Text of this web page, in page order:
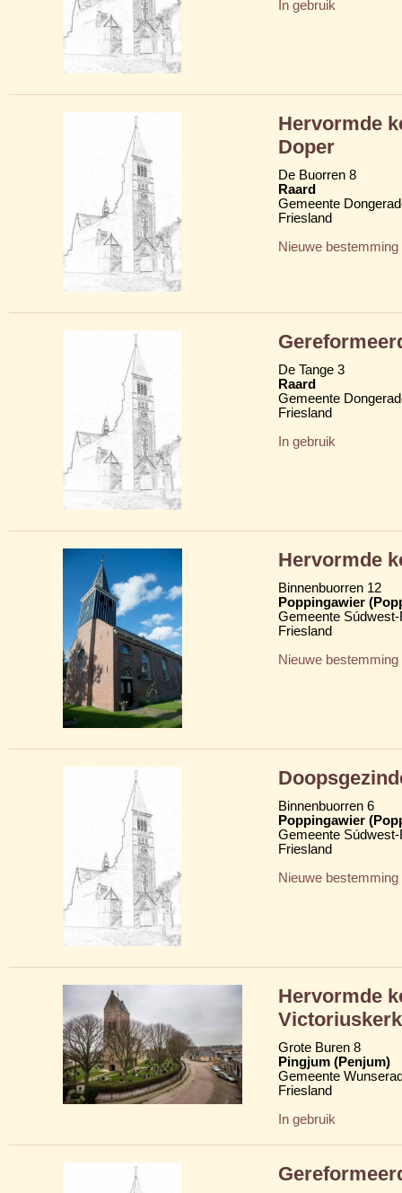
In gebruik
Hervormde
Doper
De Buorren 8
Raard
Gemeente
Friesland
Nieuwe bestemming
De Tange 3
Raard
Gemeente
Friesland
In gebruik
Hervormde
Binnenbuorren 12
Poppingawier
Gemeente
Friesland
Nieuwe bestemming
Binnenbuorren 6
Poppingawier
Gemeente
Friesland
Nieuwe bestemming
Hervormde
Victoriuskerk
Grote Buren 8
Pingjum (Penjum)
Gemeente
Friesland
In gebruik